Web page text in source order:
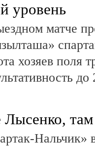
уровень
матче
хозяев поля
Лысенко,
Нальчик»